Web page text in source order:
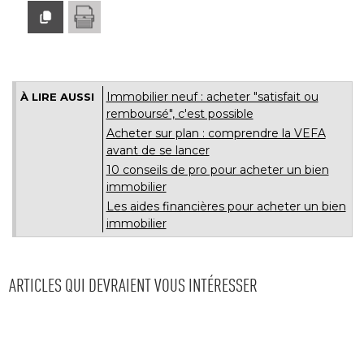
À LIRE AUSSI
Immobilier neuf : acheter "satisfait ou
remboursé", c'est possible
Acheter sur plan : comprendre la VEFA
avant de se lancer
10 conseils de pro pour acheter un bien
immobilier
Les aides financières pour acheter un bien
immobilier
ARTICLES QUI DEVRAIENT VOUS INTÉRESSER